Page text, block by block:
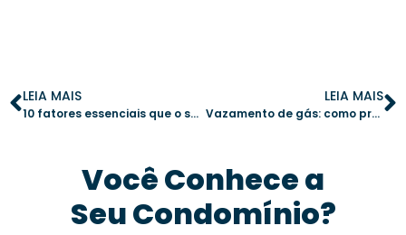
LEIA MAIS
10 fatores essenciais que o síndico deve analisar antes de aprovar uma obra
LEIA MAIS
Vazamento de gás: como prevenir e agir em casos de emergência no condomínio
Você Conhece a
Seu Condomínio?